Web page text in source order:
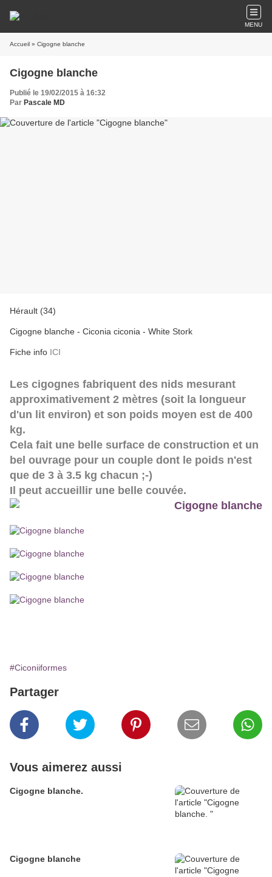
MENU
Accueil » Cigogne blanche
Cigogne blanche
Publié le 19/02/2015 à 16:32
Par Pascale MD
Hérault (34)
Cigogne blanche - Ciconia ciconia - White Stork
Fiche info ICI
Les cigognes fabriquent des nids mesurant
approximativement 2 mètres (soit la longueur
d'un lit environ) et son poids moyen est de 400
kg.
Cela fait une belle surface de construction et un
bel ouvrage pour un couple dont le poids n'est
que de 3 à 3.5 kg chacun ;-)
Il peut accueillir une belle couvée.
#Ciconiiformes
Partager
Vous aimerez aussi
Cigogne blanche.
Cigogne blanche